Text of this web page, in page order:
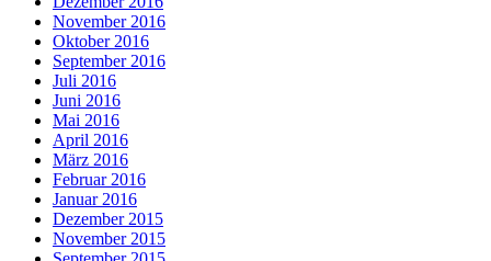
November 2016
Oktober 2016
September 2016
Juli 2016
Juni 2016
Mai 2016
April 2016
März 2016
Februar 2016
Januar 2016
Dezember 2015
November 2015